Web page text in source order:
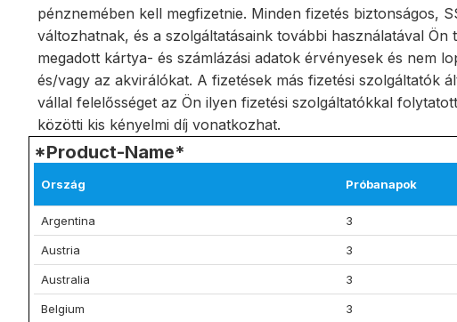
pénznemében kell megfizetnie. Minden fizetés biztonságos,
változhatnak, és a szolgáltatásaink további használatával
megadott kártya- és számlázási adatok érvényesek és nem
és/vagy az akvirálókat. A fizetések más fizetési szolgáltatók
vállal felelősséget az Ön ilyen fizetési szolgáltatókkal
közötti kis kényelmi díj vonatkozhat.
*Product-Name*
Ország Próbanapok
Argentina 3
Austria 3
Australia 3
Belgium 3